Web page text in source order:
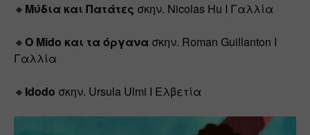
🔸 Μύδια και Πατάτες σκην. Nicolas Hu Ι Γαλλία
🔸O Μido και τα όργανα σκην. Roman Guillanton Ι
Γαλλία
🔸 Idodo σκην. Ursula Ulmi Ι Ελβετία